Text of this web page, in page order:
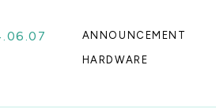
ANNOUNCEMENT
HARDWARE